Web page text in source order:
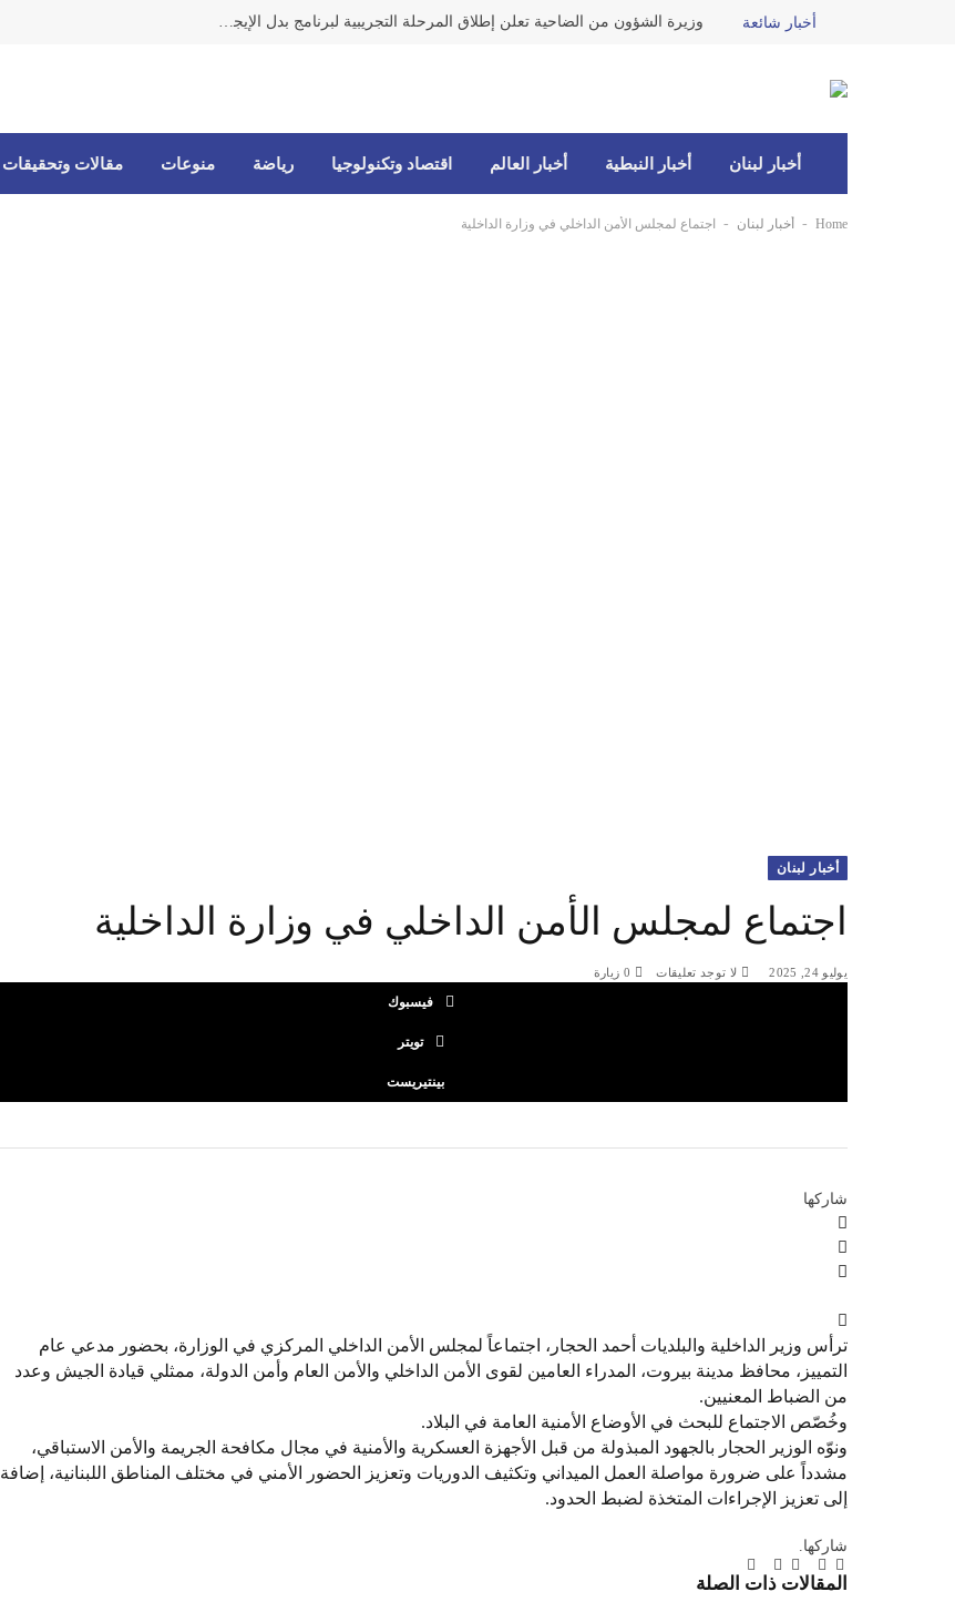
أخبار شائعة وزيرة الشؤون من الضاحية تعلن إطلاق المرحلة التجريبية لبرنامج بدل الإيجار النقدي للمتضررين من الحرب
أخبار لبنان أخبار النبطية أخبار العالم اقتصاد وتكنولوجيا رياضة منوعات مقالات وتحقيقات
Home
- أخبار لبنان - اجتماع لمجلس الأمن الداخلي في وزارة الداخلية
أخبار لبنان
اجتماع لمجلس الأمن الداخلي في وزارة الداخلية
يوليو 24, 2025 لا توجد تعليقات 0 زيارة
فيسبوك
تويتر
بينتيريست
شاركها
ترأس وزير الداخلية والبلديات أحمد الحجار، اجتماعاً لمجلس الأمن الداخلي المركزي في الوزارة، بحضور مدعي عام
التمييز، محافظ مدينة بيروت، المدراء العامين لقوى الأمن الداخلي والأمن العام وأمن الدولة، ممثلي قيادة الجيش وعدد
من الضباط المعنيين.
وخُصّص الاجتماع للبحث في الأوضاع الأمنية العامة في البلاد.
ونوّه الوزير الحجار بالجهود المبذولة من قبل الأجهزة العسكرية والأمنية في مجال مكافحة الجريمة والأمن الاستباقي،
مشدداً على ضرورة مواصلة العمل الميداني وتكثيف الدوريات وتعزيز الحضور الأمني في مختلف المناطق اللبنانية، إضافة
إلى تعزيز الإجراءات المتخذة لضبط الحدود.
شاركها.
فيسبوك
تويتربينتيريست
لينكدإن
Tumblr
تيلقرام
البريد
الإلكتروني
المقالات ذات الصلة